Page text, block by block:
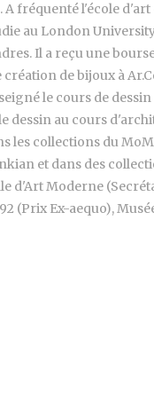
A fréquenté l'école
au London
Il a reçu une
de bijoux à
le cours de
dessin au cours
les collections du
et dans des
d'Art Moderne
(Prix Ex-aequo),